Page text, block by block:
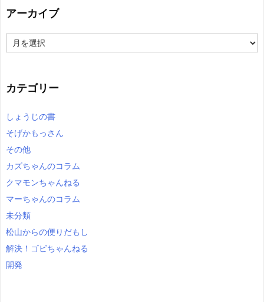
アーカイブ
ー
ブ
カテゴリー
しょうじの書
そげかもっさん
その他
カズちゃんのコラム
クマモンちゃんねる
マーちゃんのコラム
未分類
松山からの便りだもし
解決！ゴビちゃんねる
開発